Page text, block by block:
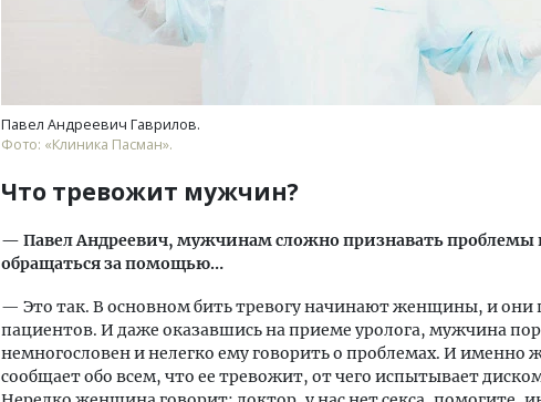
Павел Андреевич Гаврилов.
Фото: «Клиника Пасман».
Что тревожит мужчин?
— Павел Андреевич, мужчинам сложно признавать проблемы
обращаться за помощью…
— Это так. В основном бить тревогу начинают женщины, и они
пациентов. И даже оказавшись на приеме уролога, мужчина
немногословен и нелегко ему говорить о проблемах. И именно
сообщает обо всем, что ее тревожит, от чего испытывает